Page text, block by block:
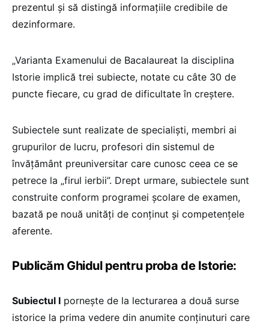
prezentul și să distingă informațiile credibile de
dezinformare.
„Varianta Examenului de Bacalaureat la disciplina
Istorie implică trei subiecte, notate cu câte 30 de
puncte fiecare, cu grad de dificultate în creștere.
Subiectele sunt realizate de specialiști, membri ai
grupurilor de lucru, profesori din sistemul de
învățământ preuniversitar care cunosc ceea ce se
petrece la „firul ierbii”. Drept urmare, subiectele sunt
construite conform programei școlare de examen,
bazată pe nouă unități de conținut și competențele
aferente.
Publicăm Ghidul pentru proba de Istorie:
Subiectul I pornește de la lecturarea a două surse
istorice la prima vedere din anumite conținuturi care